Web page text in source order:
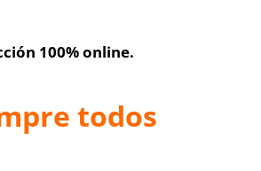
100% online.
todos